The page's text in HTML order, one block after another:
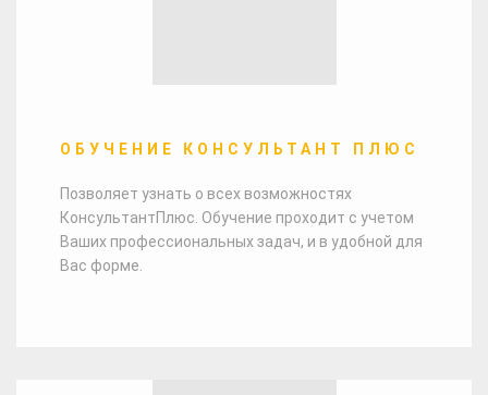
ОБУЧЕНИЕ КОНСУЛЬТАНТ ПЛЮС
Позволяет узнать о всех возможностях
КонсультантПлюс. Обучение проходит с учетом
Ваших профессиональных задач, и в удобной для
Вас форме.